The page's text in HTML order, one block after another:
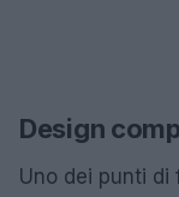
Design
Uno dei punti di